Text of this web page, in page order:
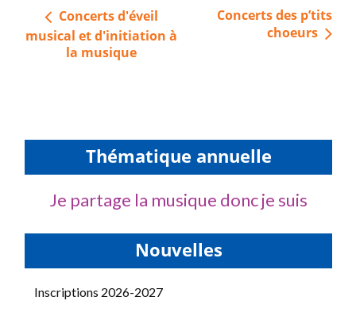
Navigation
de
l’article
Concerts d'éveil
musical et d'initiation à
la musique
Concerts des p’tits
choeurs
Thématique annuelle
Je partage la musique donc je suis
Nouvelles
Inscriptions 2026-2027